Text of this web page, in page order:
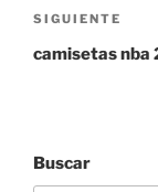
Siguiente
entrada
SIGUIENTE
camisetas nba
Buscar